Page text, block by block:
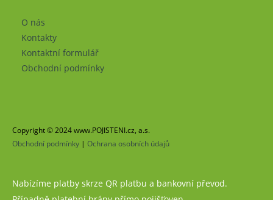
O nás
Kontakty
Kontaktní formulář
Obchodní podmínky
Copyright © 2024 www.POJISTENI.cz, a.s.
Obchodní podmínky | Ochrana osobních údajů
Nabízíme platby skrze QR platbu a bankovní převod.